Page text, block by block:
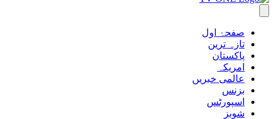
صفحۂ اول
تازہ ترین
پاکستان
امریکہ
عالمی خبریں
بزنس
اسپورٹس
شوبز